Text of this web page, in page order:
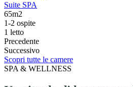
Suite SPA
65m2
1-2 ospite
1 letto
Precedente
Successivo
Scopri tutte le camere
SPA & WELLNESS